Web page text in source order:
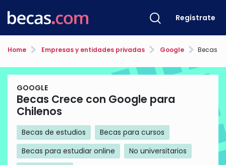
Regístrate
Home Empresas y entidades privadas Google Becas
GOOGLE
Becas Crece con Google para
Chilenos
Becas de estudios
Becas para cursos
Becas para estudiar online
No universitarios